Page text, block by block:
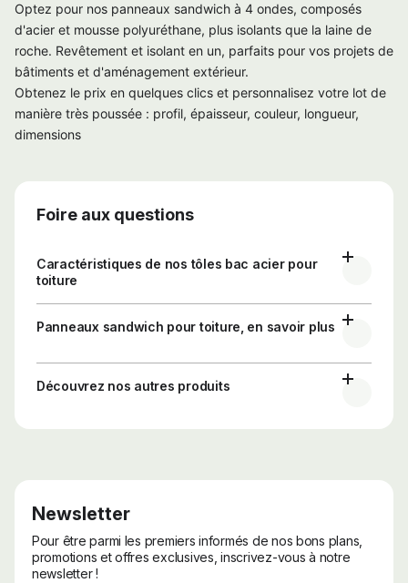
Optez pour nos panneaux sandwich à 4 ondes, composés
d'acier et mousse polyuréthane, plus isolants que la laine de
roche. Revêtement et isolant en un, parfaits pour vos projets de
bâtiments et d'aménagement extérieur.
Obtenez le prix en quelques clics et personnalisez votre lot de
manière très poussée : profil, épaisseur, couleur, longueur,
dimensions
Foire aux questions
Caractéristiques de nos tôles bac acier pour
toiture
Panneaux sandwich pour toiture, en savoir plus
Découvrez nos autres produits
Newsletter
Pour être parmi les premiers informés de nos bons plans,
promotions et offres exclusives, inscrivez-vous à notre
newsletter !